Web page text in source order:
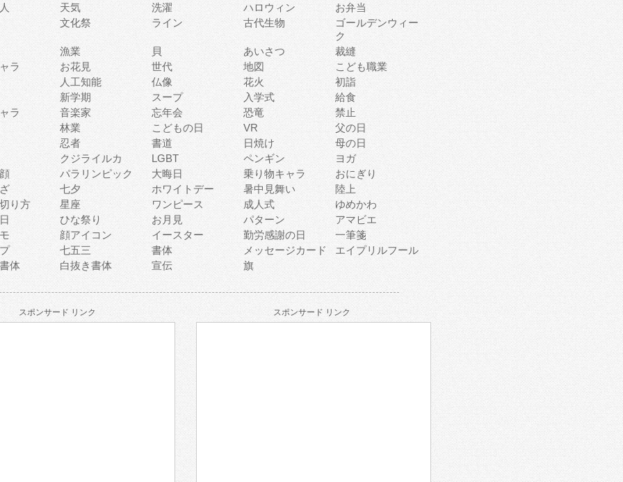
天気 洗濯 ハロウィン
お弁当
文化祭
ライン 古代生物
ゴールデンウィー
ク
漁業
貝 あいさつ
裁縫
ラ
お花見 世代 地図
こども職業
人工知能
仏像 花火
初詣
新学期
スープ 入学式
給食
ラ
音楽家 忘年会 恐竜
禁止
林業
こどもの日 VR
父の日
忍者
書道 日焼け
母の日
クジライルカ
LGBT ペンギン
ヨガ
パラリンピック 大晦日 乗り物キャラ
おにぎり
七夕 ホワイトデー 暑中見舞い
陸上
り方
星座 ワンピース 成人式
ゆめかわ
ひな祭り お月見 パターン
アマビエ
顔アイコン イースター 勤労感謝の日
一筆箋
七五三 書体 メッセージカード
エイプリルフール
体
白抜き書体 宣伝 旗
スポンサード リンク スポンサード リンク